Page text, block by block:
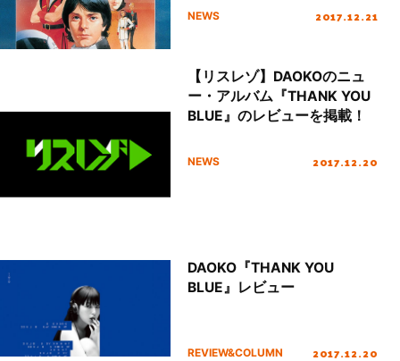
『ガンダム』のオーケスト
NEWS 2017.12.21
【リスレゾ】DAOKOのニュ
ー・アルバム『THANK YOU
BLUE』のレビューを掲載！
NEWS 2017.12.20
DAOKO『THANK YOU
BLUE』レビュー
REVIEW&COLUMN 2017.12.20